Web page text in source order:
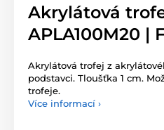
Akrylátová
APLA100M20 |
Akrylátová trofej z
podstavci. Tloušťka 1 cm.
trofeje.
Více informací ›